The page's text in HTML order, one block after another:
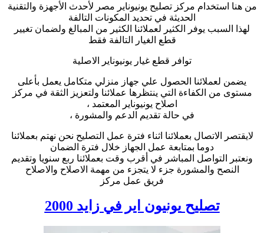
من هنا استخدام مركز تصليح يونيوناير مصر لأحدث الأجهزة والتقنية
الحديثة في تحديد المكونات التالفة
لهذا السبب يوفر الكثير لعملائنا الكثير من المبالغ ولضمان تغيير
قطع الغيار التالفة فقط
توافر قطع غيار يونيوناير الاصلية
يضمن لعملائنا الحصول علي جهاز منزلي متكامل يعمل بأعلى
مستوى من الكفاءة التي ينتظرها عملائنا ولتعزيز الثقة في مركز
اصلاح يونيوناير المعتمد ،
في حالة تقديم الدعم والمشورة ،
لايقتصر الاتصال بعملائنا اثناء فترة عمل التصليح نحن نهتم بعملائنا
دوما بمتابعة عمل الجهاز خلال فترة الضمان
ونعتبر التواصل المباشر في أقرب وقت بعملائنا ربع سنويا وتقديم
النصح والمشورة جزء لا يتجزء من مهمة الاصلاح والاصلاح
فريق عمل مركز
تصليح يونيون ايرفي زايد 2000